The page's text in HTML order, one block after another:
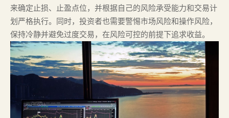
来确定止损、止盈点位，并根据自己的风险承受能力和交易计
划严格执行。同时，投资者也需要警惕市场风险和操作风险，
保持冷静并避免过度交易，在风险可控的前提下追求收益。